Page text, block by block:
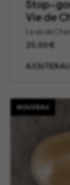
Stop-
Vie de
La vie de
20,00€
AJOUTER
NOUVEAU